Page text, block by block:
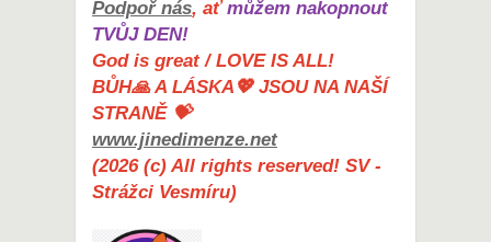
Podpoř nás, aťmůžem nakopnout
TVŮJ DEN!
God is great / LOVE IS ALL!
BŮH🙏 A LÁSKA💖 JSOU NA NAŠÍ
STRANĚ 💝
www.jinedimenze.net
(2026 (c) All rights reserved! SV -
Strážci Vesmíru)